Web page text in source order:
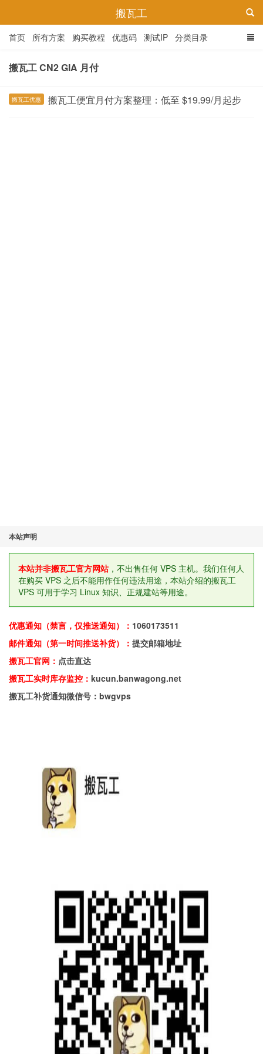
搬瓦工
首页 所有方案 购买教程 优惠码 测试IP 分类目录
搬瓦工 CN2 GIA 月付
搬瓦工优惠 搬瓦工便宜月付方案整理：低至 $19.99/月起步
本站声明
本站并非搬瓦工官方网站，不出售任何 VPS 主机。我们任何人
在购买 VPS 之后不能用作任何违法用途，本站介绍的搬瓦工
VPS 可用于学习 Linux 知识、正规建站等用途。
优惠通知（禁言，仅推送通知）： 1060173511
邮件通知（第一时间推送补货）： 提交邮箱地址
搬瓦工官网： 点击直达
搬瓦工实时库存监控： kucun.banwagong.net
搬瓦工补货通知微信号：bwgvps